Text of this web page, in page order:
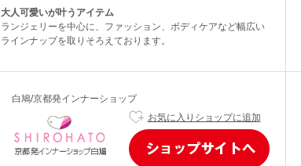
大人可愛いが叶うアイテム
ランジェリーを中心に、ファッション、ボディケアなど幅広い
ラインナップを取りそろえております。
白鳩/京都発インナーショップ
お気に入りショップに追加